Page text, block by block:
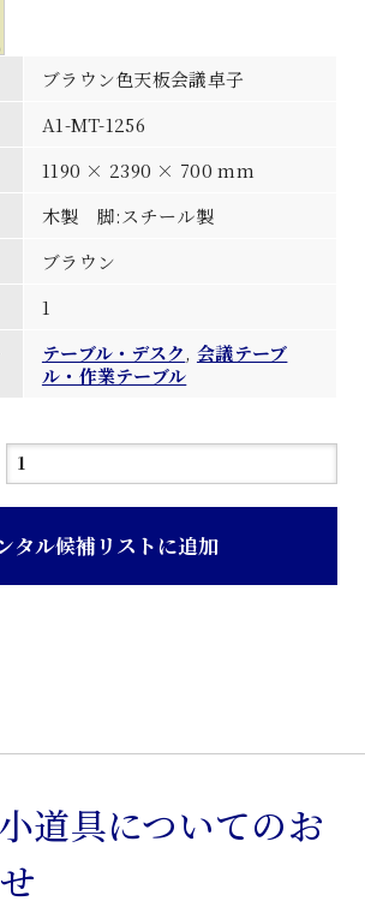
ブラウン色天板会議卓子
A1-MT-1256
1190 × 2390 × 700 mm
木製 脚:スチール製
ブラウン
1
テーブル・デスク, 会議テーブ
ル・作業テーブル
ブ
ン
子
個
タル候補リストに追加
道具についてのお